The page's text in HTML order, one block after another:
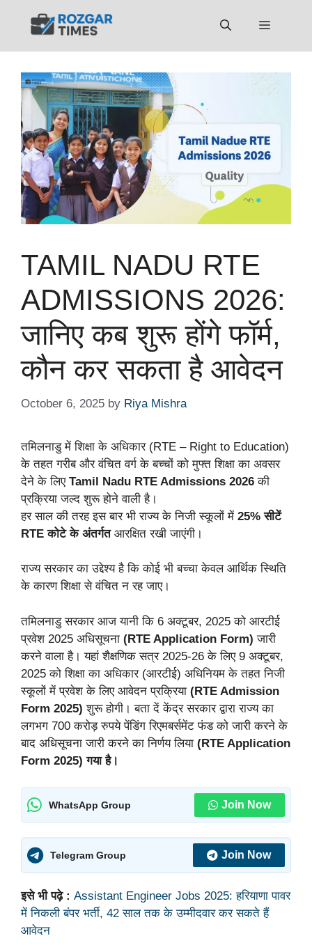
Menu
TAMIL NADU RTE
ADMISSIONS 2026:
जानिए कब शुरू होंगे फॉर्म,
कौन कर सकता है आवेदन
October 6, 2025 by Riya Mishra
तमिलनाडु में शिक्षा के अधिकार (RTE – Right to Education)
के तहत गरीब और वंचित वर्ग के बच्चों को मुफ्त शिक्षा का अवसर
देने के लिए Tamil Nadu RTE Admissions 2026 की
प्रक्रिया जल्द शुरू होने वाली है।
हर साल की तरह इस बार भी राज्य के निजी स्कूलों में 25% सीटें
RTE कोटे के अंतर्गतआरक्षित रखी जाएंगी।
राज्य सरकार का उद्देश्य है कि कोई भी बच्चा केवल आर्थिक स्थिति
के कारण शिक्षा से वंचित न रह जाए।
तमिलनाडु सरकार आज यानी कि 6 अक्टूबर, 2025 को आरटीई
प्रवेश 2025 अधिसूचना (RTE Application Form) जारी
करने वाला है। यहां शैक्षणिक सत्र 2025-26 के लिए 9 अक्टूबर,
2025 को शिक्षा का अधिकार (आरटीई) अधिनियम के तहत निजी
स्कूलों में प्रवेश के लिए आवेदन प्रक्रिया (RTE Admission
Form 2025) शुरू होगी। बता दें केंद्र सरकार द्वारा राज्य का
लगभग 700 करोड़ रुपये पेंडिंग रिएमबर्समेंट फंड को जारी करने के
बाद अधिसूचना जारी करने का निर्णय लिया (RTE Application
Form 2025) गया है।
WhatsApp Group Join Now
Telegram Group Join Now
इसे भी पढ़े : Assistant Engineer Jobs 2025: हरियाणा पावर
में निकली बंपर भर्ती, 42 साल तक के उम्मीदवार कर सकते हैं
आवेदन